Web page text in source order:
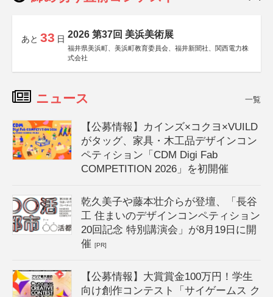
あと 33 日 2026 第37回 美浜美術展
福井県美浜町、美浜町教育委員会、福井新聞社、関西電力株
式会社
ニュース 一覧
【公募情報】カインズ×コクヨ×VUILD
がタッグ、家具・木工品デザインコン
ペティション「CDM Digi Fab
COMPETITION 2026」を初開催
乾久美子や藤本壮介らが登壇、「長谷
工 住まいのデザインコンペティション
20回記念 特別講演会」が8月19日に開
催[PR]
【公募情報】大賞賞金100万円！学生
向け創作コンテスト「サイゲームス ク